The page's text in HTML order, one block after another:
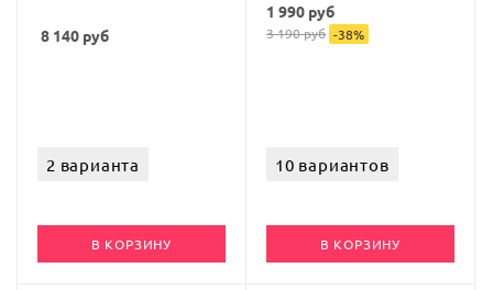
8 140 руб
2 варианта
В КОРЗИНУ
1 990 руб
3 190руб -38%
10 вариантов
В КОРЗИНУ